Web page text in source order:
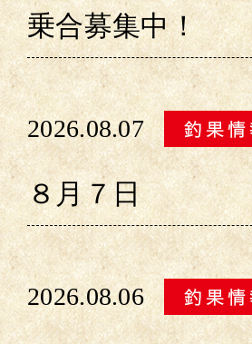
乗合募集中！
2026.08.07
８月７日
2026.08.06